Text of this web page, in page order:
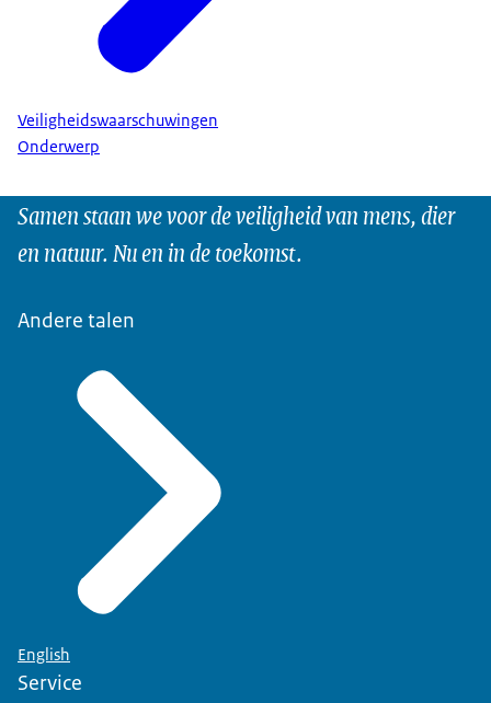
Veiligheidswaarschuwingen
Onderwerp
Samen staan we voor de veiligheid van mens, dier
en natuur. Nu en in de toekomst.
Andere talen
English
Service